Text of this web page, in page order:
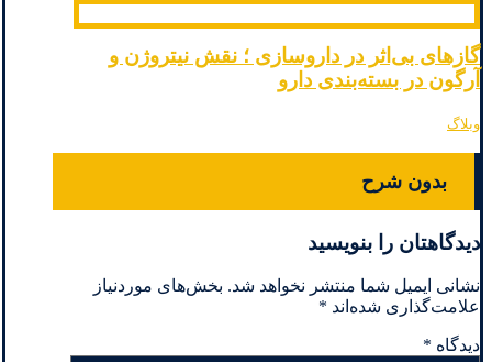
گازهای بی‌اثر در داروسازی ؛ نقش نیتروژن و
آرگون در بسته‌بندی دارو
وبلاگ
بدون شرح
دیدگاهتان را بنویسید
نشانی ایمیل شما منتشر نخواهد شد. بخش‌های موردنیاز
علامت‌گذاری شده‌اند *
دیدگاه *